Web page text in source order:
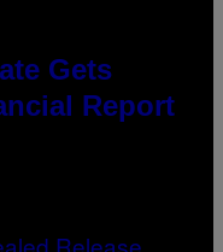
Gets
Report